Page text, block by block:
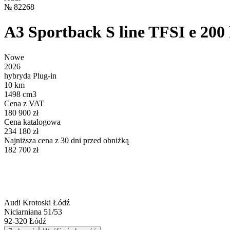
№ 82268
A3 Sportback S line TFSI e
Nowe
2026
hybryda Plug-in
10 km
1498 cm3
Cena z VAT
180 900 zł
Cena katalogowa
234 180 zł
Najniższa cena z 30 dni przed obniżką
182 700 zł
Audi Krotoski Łódź
Niciarniana 51/53
92-320 Łódź